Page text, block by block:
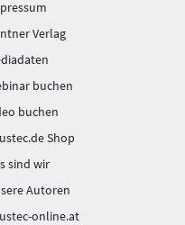
Verlag
buchen
buchen
Shop
sind wir
Autoren
online.at